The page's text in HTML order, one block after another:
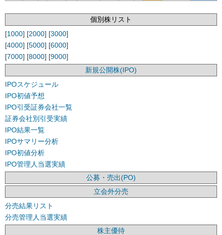
個別株リスト
[1000] [2000] [3000]
[4000] [5000] [6000]
[7000] [8000] [9000]
新規公開株(IPO)
IPOスケジュール
IPO初値予想
IPO引受証券会社一覧
証券会社別引受実績
IPO結果一覧
IPOサマリー分析
IPO初値分析
IPO管理人当選実績
公募・売出(PO)
立会外分売
分売結果リスト
分売管理人当選実績
株主優待